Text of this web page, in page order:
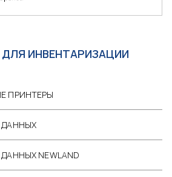
ИНВЕНТАРИЗАЦИИ
ПРИНТЕРЫ
NEWLAND